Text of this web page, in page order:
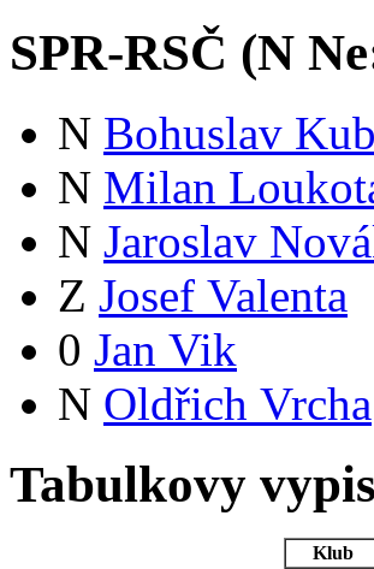
SPR-RSČ (N
N Bohuslav
N Milan
N Jaroslav
Z Josef Valenta
0 Jan Vik
N Oldřich Vrcha
Tabulkovy vypis
Klub